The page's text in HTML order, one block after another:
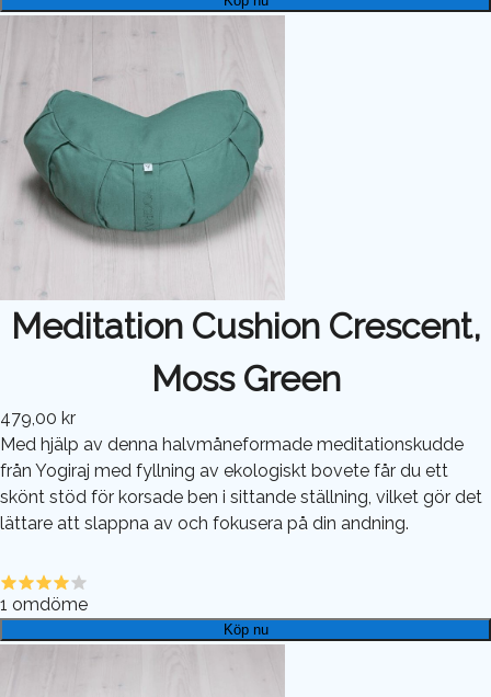
Meditation Cushion Crescent,
Moss Green
479,00 kr
Med hjälp av denna halvmåneformade meditationskudde
från Yogiraj med fyllning av ekologiskt bovete får du ett
skönt stöd för korsade ben i sittande ställning, vilket gör det
lättare att slappna av och fokusera på din andning.
1 omdöme
Köp nu